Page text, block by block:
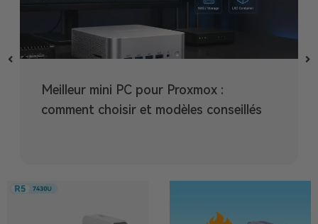
Meilleur mini PC pour Proxmox :
comment choisir et modèles conseillés